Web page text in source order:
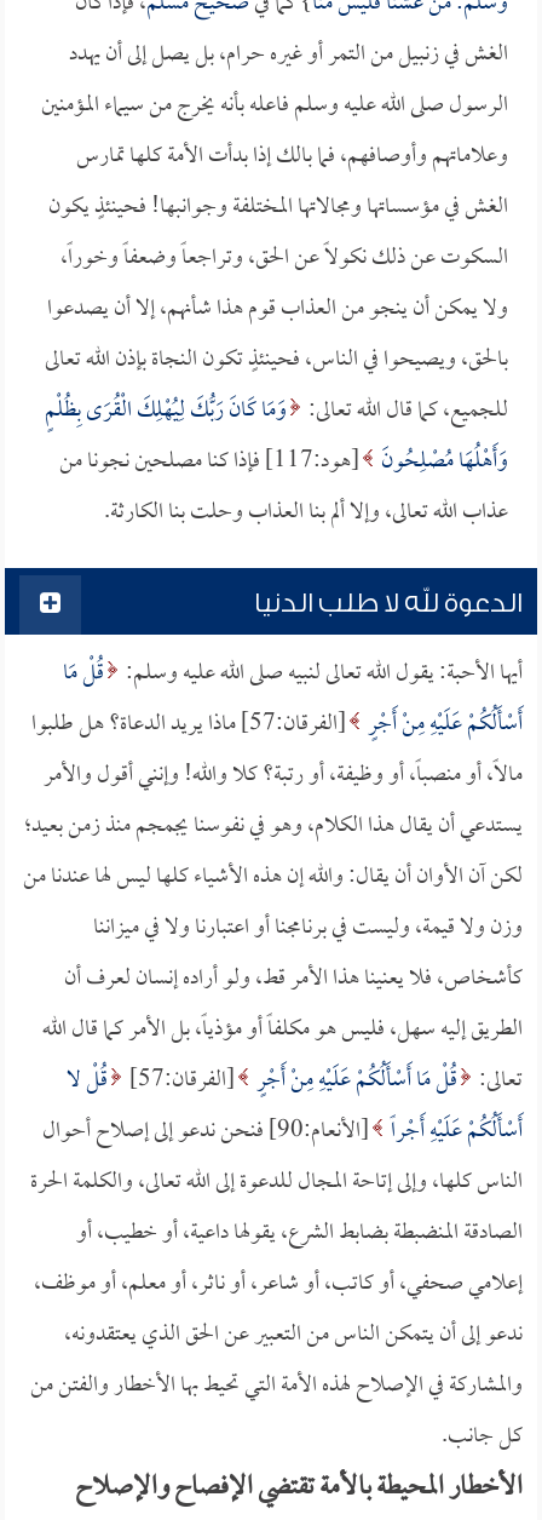
الغش في زنبيل من التمر أو غيره حرام، بل يصل إلى أن يهدد
الرسول صلى الله عليه وسلم فاعله بأنه يخرج من سيماء المؤمنين
وعلاماتهم وأوصافهم، فما بالك إذا بدأت الأمة كلها تمارس
الغش في مؤسساتها ومجالاتها المختلفة وجوانبها! فحينئذٍ يكون
السكوت عن ذلك نكولاً عن الحق، وتراجعاً وضعفاً وخوراً،
ولا يمكن أن ينجو من العذاب قوم هذا شأنهم، إلا أن يصدعوا
بالحق، ويصيحوا في الناس، فحينئذٍ تكون النجاة بإذن الله تعالى
للجميع، كما قال الله تعالى: وَمَا كَانَ رَبُّكَ لِيُهْلِكَ الْقُرَى بِظُلْمٍ
وَأَهْلُهَا مُصْلِحُونَ
[هود:117] فإذا كنا مصلحين نجونا من
عذاب الله تعالى، وإلا ألم بنا العذاب وحلت بنا الكارثة.
الدعوة لله لا طلب الدنيا
أيها الأحبة: يقول الله تعالى لنبيه صلى الله عليه وسلم: قُلْ مَا
أَسْأَلُكُمْ عَلَيْهِ مِنْ أَجْرٍ
[الفرقان:57] ماذا يريد الدعاة؟ هل طلبوا
مالاً، أو منصباً، أو وظيفة، أو رتبة؟ كلا والله! وإنني أقول والأمر
يستدعي أن يقال هذا الكلام، وهو في نفوسنا يجمجم منذ زمن بعيد؛
لكن آن الأوان أن يقال: والله إن هذه الأشياء كلها ليس لها عندنا من
وزن ولا قيمة، وليست في برنامجنا أو اعتبارنا ولا في ميزاننا
كأشخاص، فلا يعنينا هذا الأمر قط، ولو أراده إنسان لعرف أن
الطريق إليه سهل، فليس هو مكلفاً أو مؤذياً، بل الأمر كما قال الله
تعالى: قُلْ مَا أَسْأَلُكُمْ عَلَيْهِ مِنْ أَجْرٍ [الفرقان:57]
قُلْ لا
أَسْأَلُكُمْ عَلَيْهِ أَجْراً
[الأنعام:90] فنحن ندعو إلى إصلاح أحوال
الناس كلها، وإلى إتاحة المجال للدعوة إلى الله تعالى، والكلمة الحرة
الصادقة المنضبطة بضابط الشرع، يقولها داعية، أو خطيب، أو
إعلامي صحفي، أو كاتب، أو شاعر، أو ناثر، أو معلم، أو موظف،
ندعو إلى أن يتمكن الناس من التعبير عن الحق الذي يعتقدونه،
والمشاركة في الإصلاح لهذه الأمة التي تحيط بها الأخطار والفتن من
كل جانب.
الأخطار المحيطة بالأمة تقتضي الإفصاح والإصلاح